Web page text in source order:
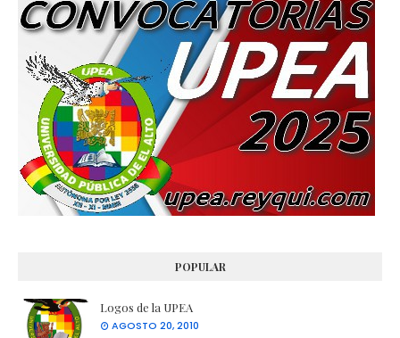
POPULAR
Logos de la UPEA
AGOSTO 20, 2010